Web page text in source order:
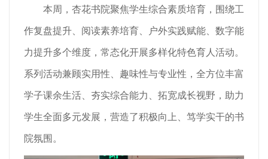
本周，杏花书院聚焦学生综合素质培育，围绕工
作复盘提升、阅读素养培育、户外实践赋能、数字能
力提升多个维度，常态化开展多样化特色育人活动。
系列活动兼顾实用性、趣味性与专业性，全方位丰富
学子课余生活、夯实综合能力、拓宽成长视野，助力
学生全面多元发展，营造了积极向上、笃学实干的书
院氛围。